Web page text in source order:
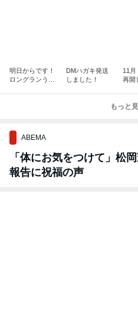
明日からです！
ロングランうさ
DMハガキ発送
しました！
11月
再開
もっと
ABEMA
「体にお気をつけて」松
報告に祝福の声